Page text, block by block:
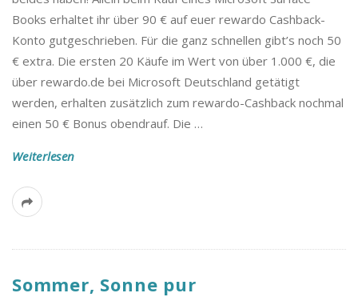
a
c
k
B
l
o
g
Books erhaltet ihr über 90 € auf euer rewardo Cashback-
Konto gutgeschrieben. Für die ganz schnellen gibt’s noch 50
€ extra. Die ersten 20 Käufe im Wert von über 1.000 €, die
über rewardo.de bei Microsoft Deutschland getätigt
werden, erhalten zusätzlich zum rewardo-Cashback nochmal
einen 50 € Bonus obendrauf. Die …
Weiterlesen
Sommer, Sonne pur